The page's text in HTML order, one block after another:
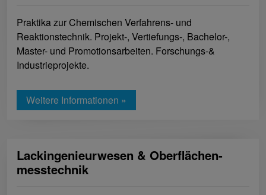
Praktika zur Chemischen Verfahrens- und
Reaktionstechnik. Projekt-, Vertiefungs-, Bachelor-,
Master- und Promotionsarbeiten. Forschungs-&
Industrieprojekte.
Weitere Informationen »
Lackingenieurwesen & Oberflächen-
messtechnik